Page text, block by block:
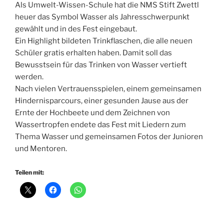
Als Umwelt-Wissen-Schule hat die NMS Stift Zwettl
heuer das Symbol Wasser als Jahresschwerpunkt
gewählt und in des Fest eingebaut.
Ein Highlight bildeten Trinkflaschen, die alle neuen
Schüler gratis erhalten haben. Damit soll das
Bewusstsein für das Trinken von Wasser vertieft
werden.
Nach vielen Vertrauensspielen, einem gemeinsamen
Hindernisparcours, einer gesunden Jause aus der
Ernte der Hochbeete und dem Zeichnen von
Wassertropfen endete das Fest mit Liedern zum
Thema Wasser und gemeinsamen Fotos der Junioren
und Mentoren.
Teilen mit: